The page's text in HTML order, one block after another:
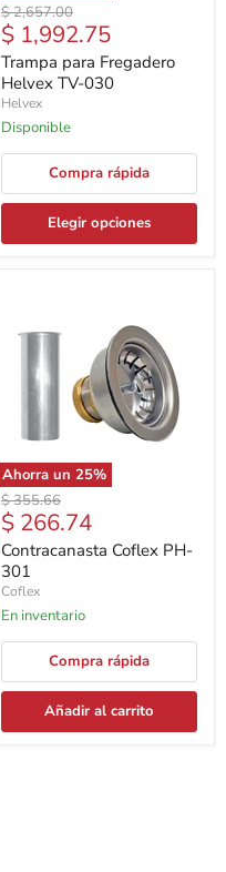
Precio
original
$ 2,657.00
Precio
actual
$ 1,992.75
Trampa para Fregadero
Helvex TV-030
Helvex
Disponible
Compra rápida
Elegir opciones
Ahorra un 25%
Precio
original
$ 355.66
Precio
actual
$ 266.74
Contracanasta Coflex PH-
301
Coflex
En inventario
Compra rápida
Añadir al carrito